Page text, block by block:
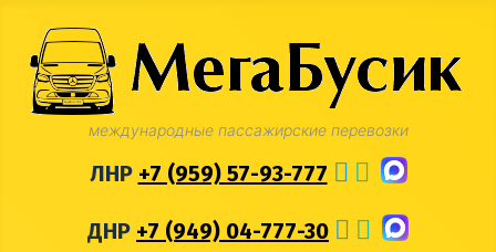
международные пассажирские перевозки
ЛНР +7 (959) 57-93-777
ДНР +7 (949) 04-777-30